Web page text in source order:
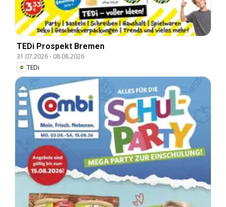
TEDi Prospekt Bremen
31.07.2026- 08.08.2026
TEDi